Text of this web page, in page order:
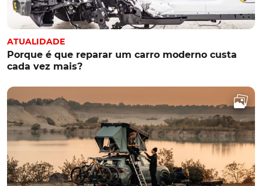
ATUALIDADE
Porque é que reparar um carro moderno custa
cada vez mais?